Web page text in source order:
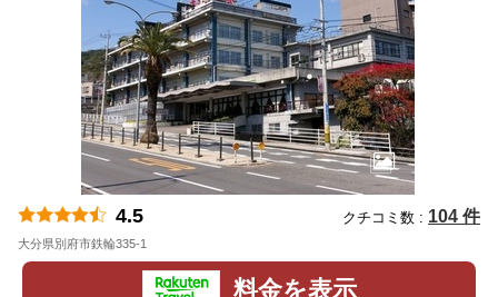
4.5 クチコミ数 : 104 件
大分県別府市鉄輪335-1
料金を表示